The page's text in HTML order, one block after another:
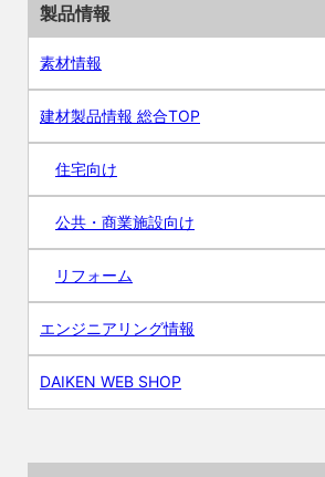
製品情報
素材情報
建材製品情報 総合TOP
住宅向け
公共・商業施設向け
リフォーム
エンジニアリング情報
DAIKEN WEB SHOP